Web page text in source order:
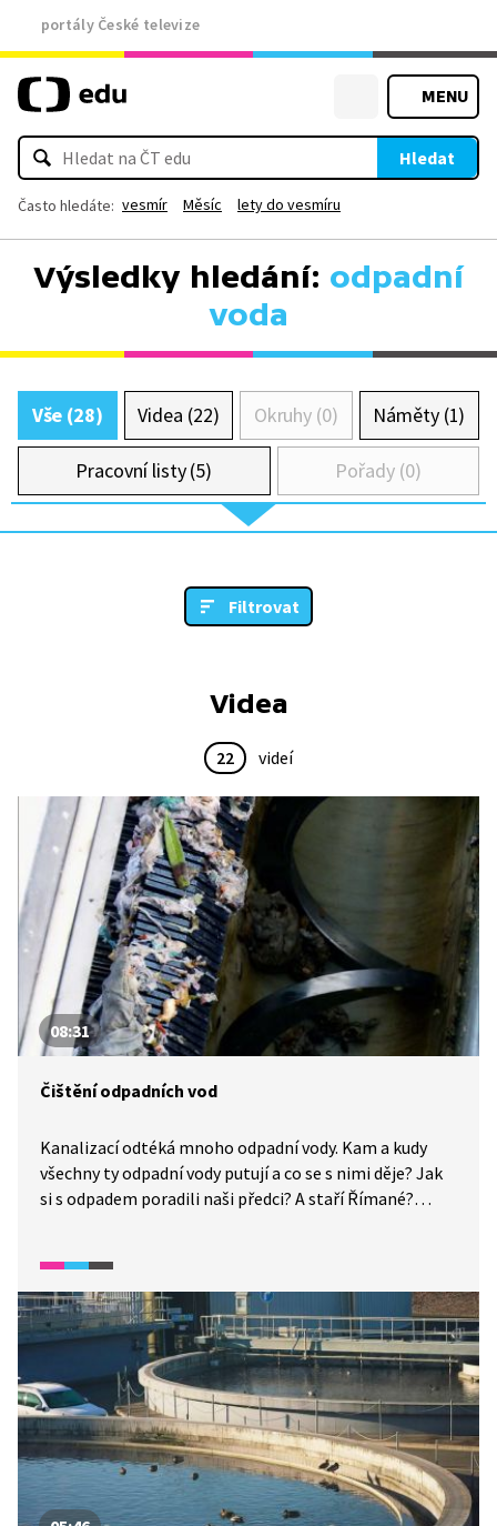
portály České televize
MENU
Hledat
Často hledáte: vesmír Měsíc lety do vesmíru
Výsledky hledání: odpadní
voda
Vše (28) Videa (22) Okruhy (0) Náměty (1)
Pracovní listy (5) Pořady (0)
Filtrovat
Videa
22 videí
08:31
Čištění odpadních vod
Kanalizací odtéká mnoho odpadní vody. Kam a kudy
všechny ty odpadní vody putují a co se s nimi děje? Jak
si s odpadem poradili naši předci? A staří Římané?